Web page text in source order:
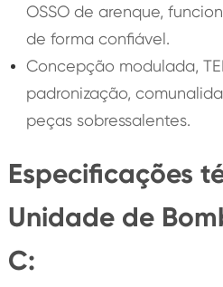
OSSO de arenque,
de forma confiável.
Concepção modulada,
padronização,
peças sobressalentes.
Especificações
Unidade de
C: